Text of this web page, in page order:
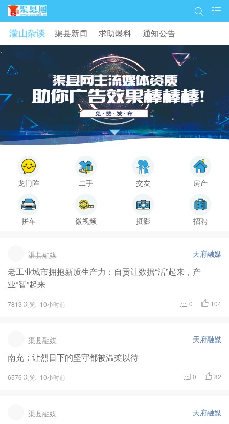
濛山杂谈 渠县新闻 求助爆料 通知公告
龙门阵 二手 交友 房产
拼车 微视频 摄影 招聘
渠县融媒 天府融媒
老工业城市拥抱新质生产力：自贡让数据“活”起来，产
业“智”起来
7813 浏览 10小时前 0 104
渠县融媒 天府融媒
南充：让烈日下的坚守都被温柔以待
6576 浏览 10小时前 0 82
渠县融媒 天府融媒